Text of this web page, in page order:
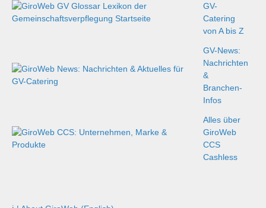
GV-
Catering
von A bis Z
GV-News:
Nachrichten
&
Branchen-
Infos
Alles über
GiroWeb
CCS
Cashless